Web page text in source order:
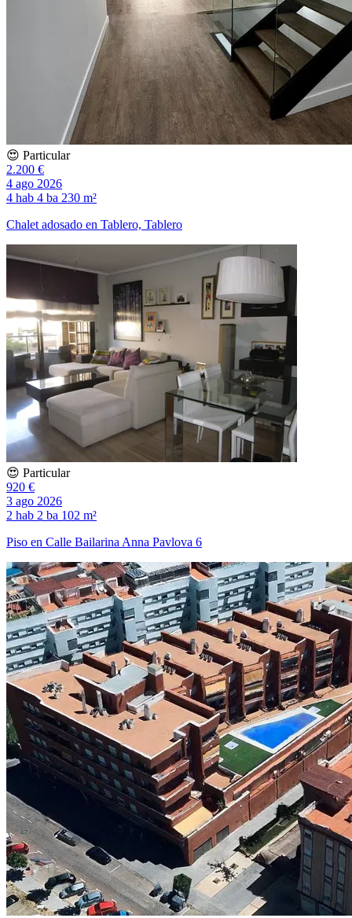
😍 Particular
2.200 €
4 ago 2026
4 hab 4 ba 230 m²
Chalet adosado en Tablero, Tablero
😍 Particular
920 €
3 ago 2026
2 hab 2 ba 102 m²
Piso en Calle Bailarina Anna Pavlova 6